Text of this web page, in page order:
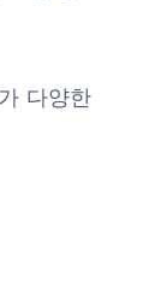
다양한